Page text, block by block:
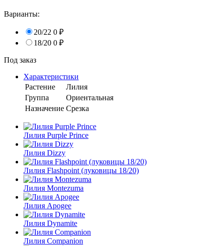
Варианты:
20/22 0 ₽
18/20 0 ₽
Под заказ
Характеристики
Растение
Лилия
Группа
Ориентальная
Назначение Срезка
Лилия Purple Prince
Лилия Dizzy
Лилия Flashpoint (луковицы 18/20)
Лилия Montezuma
Лилия Apogee
Лилия Dynamite
Лилия Companion